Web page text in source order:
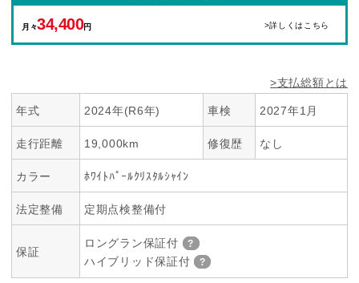
月々34,400円 >詳しくはこちら
>支払総額とは
年式 2024年(R6年) 車検 2027年1月
走行距離 19,000km 修復歴 なし
カラー ﾎﾜｲﾄﾊﾟｰﾙｸﾘｽﾀﾙｼｬｲﾝ
法定整備 定期点検整備付
保証
ロングラン保証付
ハイブリッド保証付